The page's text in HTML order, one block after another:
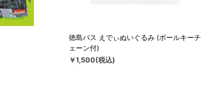
徳島バス えでぃぬいぐるみ (ボールキーチ
ェーン付)
￥1,500(税込)